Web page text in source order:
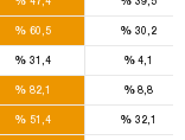
% 60,5 % 30,2
% 31,4 %4,1
% 82,1 %8,8
% 51,4 % 32,1